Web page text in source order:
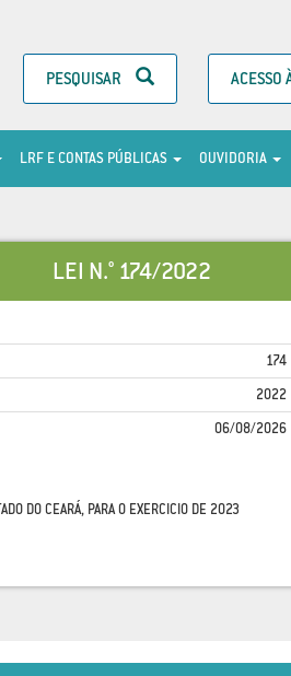
PESQUISAR ACESSO
LRF E CONTAS PÚBLICAS OUVIDORIA
LEI N.° 174/2022
174
2022
06/08/2026
DO CEARÁ, PARA O EXERCICIO DE 2023